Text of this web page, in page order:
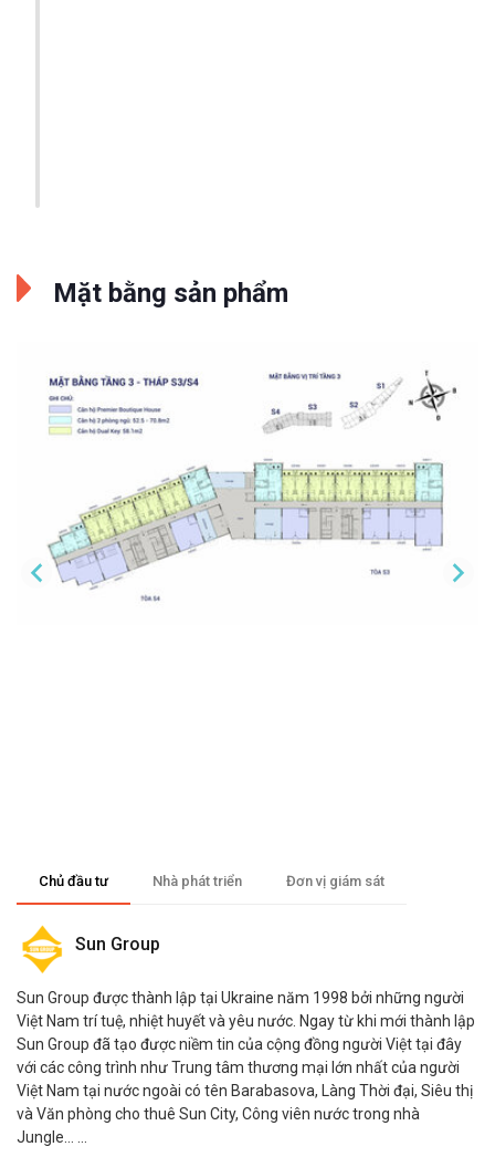
Mặt bằng sản phẩm
Chủ đầu tư Nhà phát triển Đơn vị giám sát
Sun Group
Sun Group được thành lập tại Ukraine năm 1998 bởi những người
Việt Nam trí tuệ, nhiệt huyết và yêu nước. Ngay từ khi mới thành lập
Sun Group đã tạo được niềm tin của cộng đồng người Việt tại đây
với các công trình như Trung tâm thương mại lớn nhất của người
Việt Nam tại nước ngoài có tên Barabasova, Làng Thời đại, Siêu thị
và Văn phòng cho thuê Sun City, Công viên nước trong nhà
Jungle… ...